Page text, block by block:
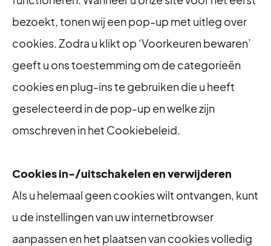
bezoekt, tonen wij een pop-up met uitleg over
cookies. Zodra u klikt op ‘Voorkeuren bewaren’
geeft u ons toestemming om de categorieën
cookies en plug-ins te gebruiken die u heeft
geselecteerd in de pop-up en welke zijn
omschreven in het Cookiebeleid.
Cookies in-/uitschakelen en verwijderen
Als u helemaal geen cookies wilt ontvangen, kunt
u de instellingen van uw internetbrowser
aanpassen en het plaatsen van cookies volledig